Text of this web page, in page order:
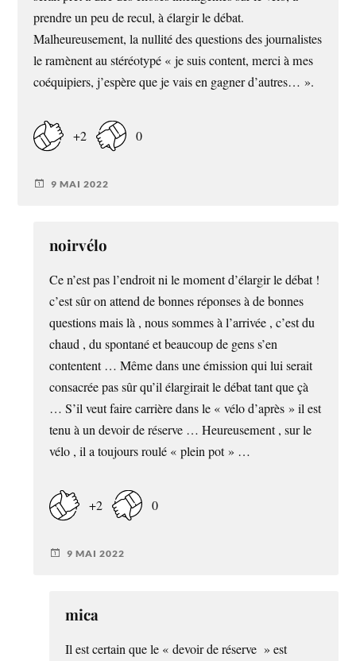
prendre un peu de recul, à élargir le débat.
Malheureusement, la nullité des questions des journalistes
le ramènent au stéréotypé « je suis content, merci à mes
coéquipiers, j’espère que je vais en gagner d’autres… ».
+2 0
9 MAI 2022
noirvélo
Ce n’est pas l’endroit ni le moment d’élargir le débat !
c’est sûr on attend de bonnes réponses à de bonnes
questions mais là , nous sommes à l’arrivée , c’est du
chaud , du spontané et beaucoup de gens s’en
contentent … Même dans une émission qui lui serait
consacrée pas sûr qu’il élargirait le débat tant que çà
… S’il veut faire carrière dans le « vélo d’après » il est
tenu à un devoir de réserve … Heureusement , sur le
vélo , il a toujours roulé « plein pot » …
+2 0
9 MAI 2022
mica
Il est certain que le « devoir de réserve » est